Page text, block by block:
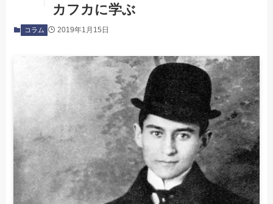
カフカに学ぶ
コラム 2019年1月15日